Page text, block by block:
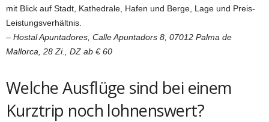
mit Blick auf Stadt, Kathedrale, Hafen und Berge, Lage und Preis-
Leistungsverhältnis.
– Hostal Apuntadores, Calle Apuntadors 8, 07012 Palma de
Mallorca, 28 Zi., DZ ab € 60
Welche Ausflüge sind bei einem
Kurztrip noch lohnenswert?